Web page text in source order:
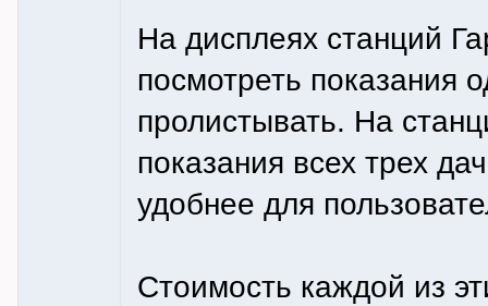
На дисплеях станций
посмотреть показания
пролистывать. На
показания всех трех
удобнее для
Стоимость каждой из